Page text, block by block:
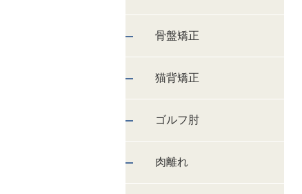
骨盤矯正
猫背矯正
ゴルフ肘
肉離れ